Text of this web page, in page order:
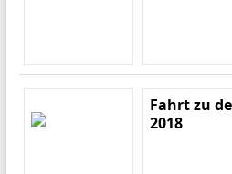
Fahrt zu
2018